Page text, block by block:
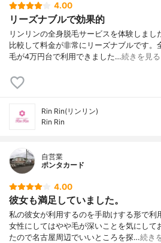
4.00
リーズナブルで効果的
リンリンの全身脱毛サービスを体験しまし
比較して料金が非常にリーズナブルです。
毛が4万円台で利用できました…続きを見る
Rin Rin(リンリン)
Rin Rin
自営業
ポンタカード
4.00
彼女も満足していました。
私の彼女が利用するのを手助けする形で利
女性にしてはやや毛が深いことを気にして
たので名古屋周辺でいいところを探…続き